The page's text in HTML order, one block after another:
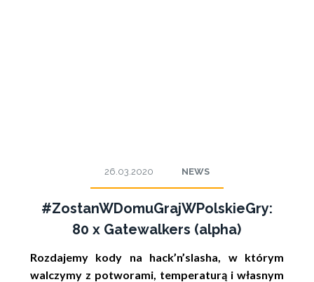
26.03.2020 NEWS
#ZostanWDomuGrajWPolskieGry:
80 x Gatewalkers (alpha)
Rozdajemy kody na hack’n’slasha, w którym
walczymy z potworami, temperaturą i własnym